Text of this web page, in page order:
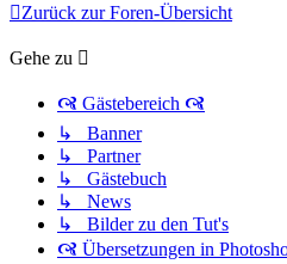
Zurück zur Foren-Übersicht
Gehe zu
🙧 Gästebereich 🙧
↳ Banner
↳ Partner
↳ Gästebuch
↳ News
↳ Bilder zu den Tut's
🙧 Übersetzungen in